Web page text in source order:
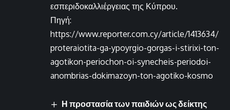
εσπεριδοκαλλιέργειας της Κύπρου.
Πηγή:
https://www.reporter.com.cy/article/1413634/
proteraiotita-ga-ypoyrgio-gorgas-i-stirixi-ton-
agotikon-periochon-oi-synecheis-periodoi-
anombrias-dokimazoyn-ton-agotiko-kosmo
Η προστασία των παιδιών ως δείκτης